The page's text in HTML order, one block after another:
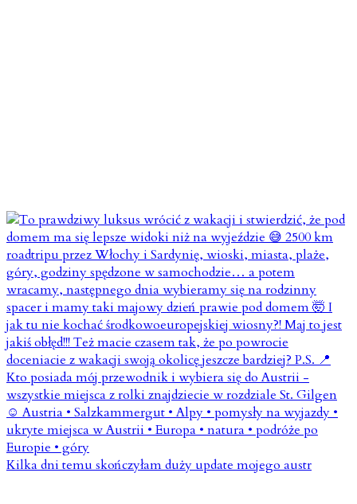
Kilka dni temu skończyłam duży update mojego austr